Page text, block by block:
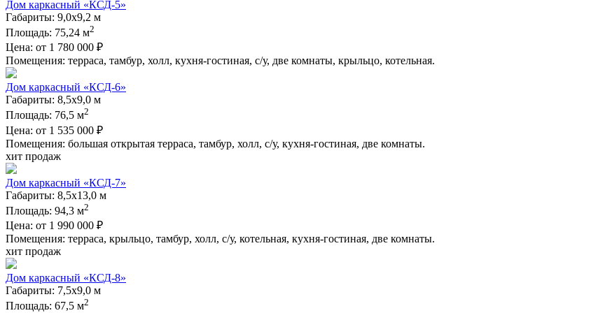
Дом каркасный «КСД-5»
Габариты: 9,0х9,2 м
Площадь: 75,24 м2
Цена: от 1 780 000 ₽
Помещения: терраса, тамбур, холл, кухня-гостиная, с/у, две комнаты, крыльцо, котельная.
Дом каркасный «КСД-6»
Габариты: 8,5х9,0 м
Площадь: 76,5 м2
Цена: от 1 535 000 ₽
Помещения: большая открытая терраса, тамбур, холл, с/у, кухня-гостиная, две комнаты.
хит продаж
Дом каркасный «КСД-7»
Габариты: 8,5х13,0 м
Площадь: 94,3 м2
Цена: от 1 990 000 ₽
Помещения: терраса, крыльцо, тамбур, холл, с/у, котельная, кухня-гостиная, две комнаты.
хит продаж
Дом каркасный «КСД-8»
Габариты: 7,5х9,0 м
Площадь: 67,5 м2